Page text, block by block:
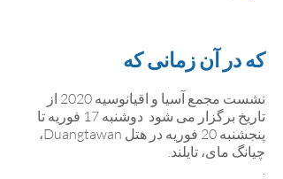
که در آن زمانی که
نشست مجمع آسیا و اقیانوسیه 2020 از
تاریخ برگزار می شود دوشنبه 17 فوریه تا
پنجشنبه 20 فوریه در هتل Duangtawan،
چیانگ مای، تایلند.
.